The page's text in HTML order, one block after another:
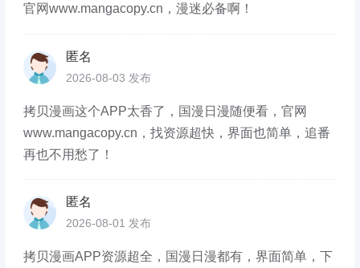
官网www.mangacopy.cn，漫迷必备啊！
匿名
2026-08-03 发布
拷贝漫画这个APP太香了，国漫日漫随便看，官网
www.mangacopy.cn，找资源超快，界面也简单，追番
再也不用愁了！
匿名
2026-08-01 发布
拷贝漫画APP资源超全，国漫日漫都有，界面简单，下